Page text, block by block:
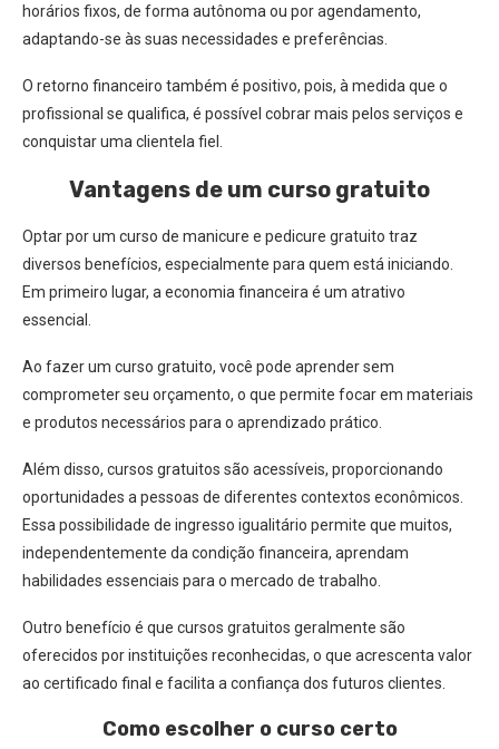
horários fixos, de forma autônoma ou por agendamento,
adaptando-se às suas necessidades e preferências.
O retorno financeiro também é positivo, pois, à medida que o
profissional se qualifica, é possível cobrar mais pelos serviços e
conquistar uma clientela fiel.
Vantagens de um curso gratuito
Optar por um curso de manicure e pedicure gratuito traz
diversos benefícios, especialmente para quem está iniciando.
Em primeiro lugar, a economia financeira é um atrativo
essencial.
Ao fazer um curso gratuito, você pode aprender sem
comprometer seu orçamento, o que permite focar em materiais
e produtos necessários para o aprendizado prático.
Além disso, cursos gratuitos são acessíveis, proporcionando
oportunidades a pessoas de diferentes contextos econômicos.
Essa possibilidade de ingresso igualitário permite que muitos,
independentemente da condição financeira, aprendam
habilidades essenciais para o mercado de trabalho.
Outro benefício é que cursos gratuitos geralmente são
oferecidos por instituições reconhecidas, o que acrescenta valor
ao certificado final e facilita a confiança dos futuros clientes.
Como escolher o curso certo